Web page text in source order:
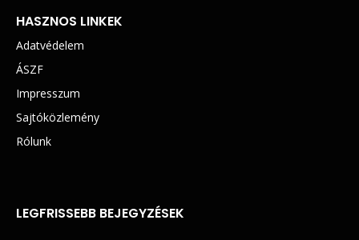
HASZNOS LINKEK
Adatvédelem
ÁSZF
Impresszum
Sajtóközlemény
Rólunk
LEGFRISSEBB BEJEGYZÉSEK